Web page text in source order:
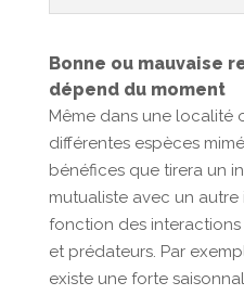
Bonne ou mauvaise
dépend du moment
Même dans une localité
différentes espèces
bénéfices que tirera un
mutualiste avec un
fonction des
et prédateurs. Par
existe une forte